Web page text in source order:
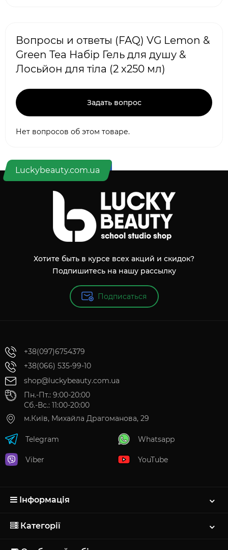
Вопросы и ответы (FAQ) VG Lemon &
Green Tea Набір Гель для душу &
Лосьйон для тіла (2 х250 мл)
Задать вопрос
Нет вопросов об этом товаре.
Luckybeauty.com.ua
Хотите быть в курсе всех акций и скидок?
Подпишитесь на нашу рассылку
Подписаться
+38(097)6754379
+38(066) 535-99-10
shop@luckybeauty.com.ua
Пн.-Пт.: 9:00-20:00
Сб.-Вс.: 11:00-20:00
м.Київ, Михайла Драгоманова, 29
Telegram
Viber
Whatsapp
YouTube
Інформація
Категорії